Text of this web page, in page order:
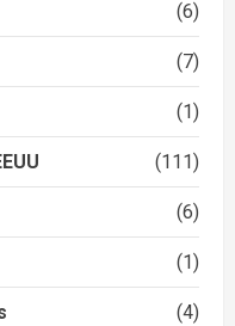
(6)
(7)
(1)
(111)
(6)
(1)
(4)